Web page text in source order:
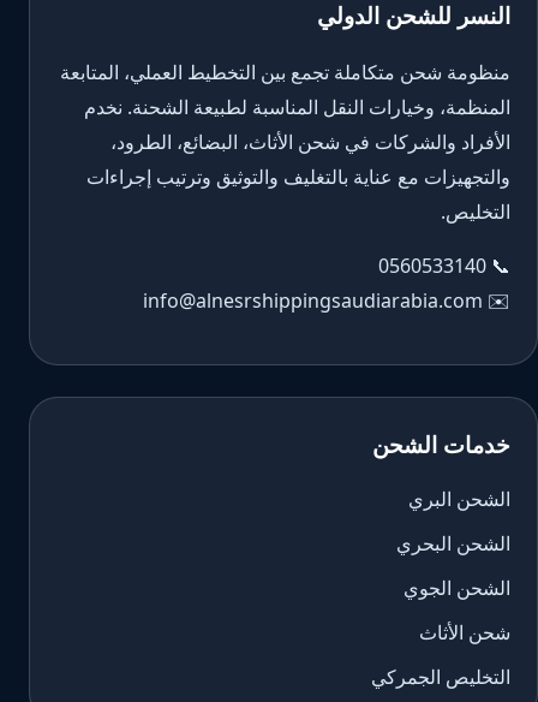
النسر للشحن الدولي
منظومة شحن متكاملة تجمع بين التخطيط العملي، المتابعة
المنظمة، وخيارات النقل المناسبة لطبيعة الشحنة. نخدم
الأفراد والشركات في شحن الأثاث، البضائع، الطرود،
والتجهيزات مع عناية بالتغليف والتوثيق وترتيب إجراءات
التخليص.
📞
0560533140
✉️
info@alnesrshippingsaudiarabia.com
خدمات الشحن
الشحن البري
الشحن البحري
الشحن الجوي
شحن الأثاث
التخليص الجمركي